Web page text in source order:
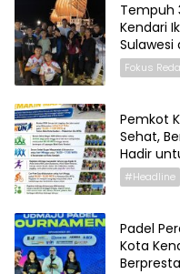
Tempuh
Kendari
Sulawesi
Fokus
Pemkot
Sehat,
Hadir
#Headline
Padel
Kota